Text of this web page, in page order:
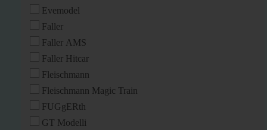
Evemodel
Faller
Faller AMS
Faller Hitcar
Fleischmann
Fleischmann Magic Train
FUGgERth
GT Modelli